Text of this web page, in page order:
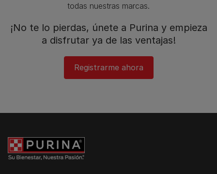
todas nuestras marcas.​
¡No te lo pierdas, únete a Purina y empieza
a disfrutar ya de las ventajas!​
Registrarme ahora